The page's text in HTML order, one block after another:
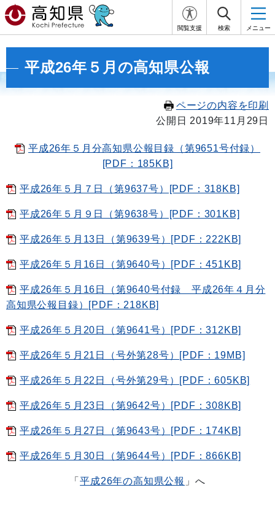
閲覧支援 検索 メニュー
平成26年５月の高知県公報
ページの内容を印刷
公開日 2019年11月29日
平成26年５月分高知県公報目録（第9651号付録）
[PDF：185KB]
平成26年５月７日（第9637号）[PDF：318KB]
平成26年５月９日（第9638号）[PDF：301KB]
平成26年５月13日（第9639号）[PDF：222KB]
平成26年５月16日（第9640号）[PDF：451KB]
平成26年５月16日（第9640号付録 平成26年４月分
高知県公報目録）[PDF：218KB]
平成26年５月20日（第9641号）[PDF：312KB]
平成26年５月21日（号外第28号）[PDF：19MB]
平成26年５月22日（号外第29号）[PDF：605KB]
平成26年５月23日（第9642号）[PDF：308KB]
平成26年５月27日（第9643号）[PDF：174KB]
平成26年５月30日（第9644号）[PDF：866KB]
「平成26年の高知県公報 」へ